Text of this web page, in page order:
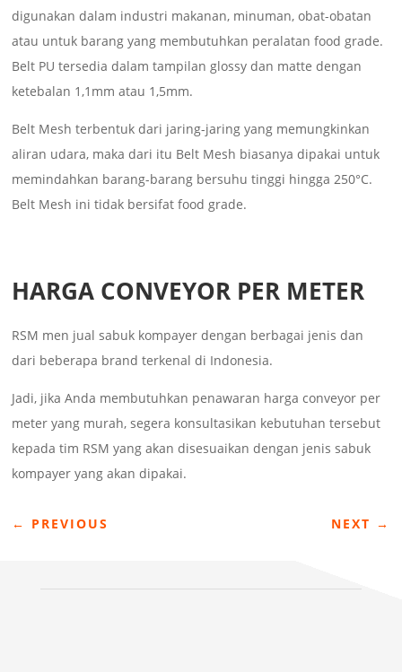
digunakan dalam industri makanan, minuman, obat-obatan
atau untuk barang yang membutuhkan peralatan food grade.
Belt PU tersedia dalam tampilan glossy dan matte dengan
ketebalan 1,1mm atau 1,5mm.
Belt Mesh terbentuk dari jaring-jaring yang memungkinkan
aliran udara, maka dari itu Belt Mesh biasanya dipakai untuk
memindahkan barang-barang bersuhu tinggi hingga 250°C.
Belt Mesh ini tidak bersifat food grade.
HARGA CONVEYOR PER METER
RSM men jual sabuk kompayer dengan berbagai jenis dan
dari beberapa brand terkenal di Indonesia.
Jadi, jika Anda membutuhkan penawaran harga conveyor per
meter yang murah, segera konsultasikan kebutuhan tersebut
kepada tim RSM yang akan disesuaikan dengan jenis sabuk
kompayer yang akan dipakai.
← PREVIOUS NEXT →